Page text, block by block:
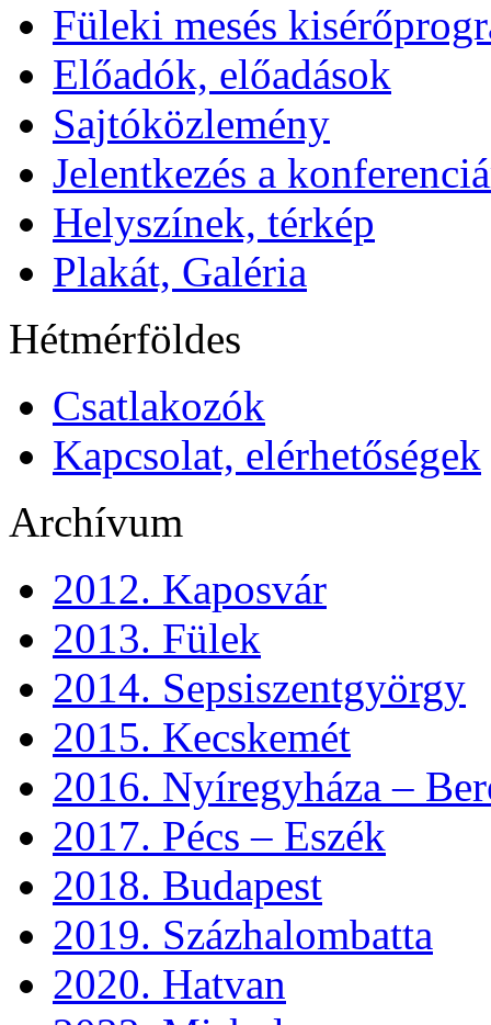
Füleki mesés
Előadók, előadások
Sajtóközlemény
Jelentkezés a
Helyszínek, térkép
Plakát, Galéria
Hétmérföldes
Csatlakozók
Kapcsolat, elérhetőségek
Archívum
2012. Kaposvár
2013. Fülek
2014. Sepsiszentgyörgy
2015. Kecskemét
2016. Nyíregyháza –
2017. Pécs – Eszék
2018. Budapest
2019. Százhalombatta
2020. Hatvan